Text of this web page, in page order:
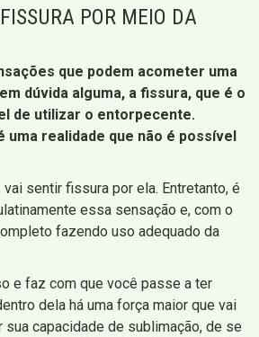
POR MEIO DA
que podem acometer uma
dúvida alguma, a fissura, que é o
de utilizar o entorpecente.
uma realidade que não é possível
sentir fissura por ela. Entretanto, é
essa sensação e, com o
fazendo uso adequado da
e faz com que você passe a ter
dela há uma força maior que vai
capacidade de sublimação, de se